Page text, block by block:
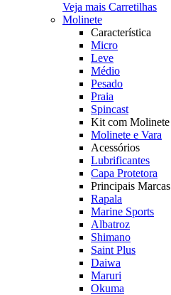
Veja mais Carretilhas
Molinete
Característica
Micro
Leve
Médio
Pesado
Praia
Spincast
Kit com Molinete
Molinete e Vara
Acessórios
Lubrificantes
Capa Protetora
Principais Marcas
Rapala
Marine Sports
Albatroz
Shimano
Saint Plus
Daiwa
Maruri
Okuma